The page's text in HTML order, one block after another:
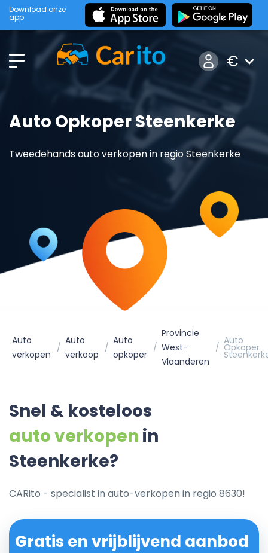
Download onze
app
€
Auto Opkoper Steenkerke
Tweedehands auto verkopen in regio Steenkerke
Auto
verkopen
Auto
verkoop
Auto
opkoper
Provincie
West-
Vlaanderen
Auto
Opkoper
Snel & kosteloos
auto verkopen in
Steenkerke?
CARito - specialist in auto-verkopen in regio 8630!
Gratis en vrijblijvend aanbod